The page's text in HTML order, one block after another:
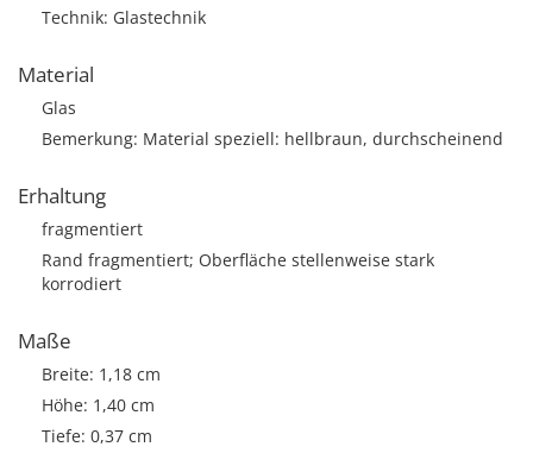
Technik: Glastechnik
Material
Glas
Bemerkung: Material speziell: hellbraun, durchscheinend
Erhaltung
fragmentiert
Rand fragmentiert; Oberfläche stellenweise stark
korrodiert
Maße
Breite: 1,18 cm
Höhe: 1,40 cm
Tiefe: 0,37 cm